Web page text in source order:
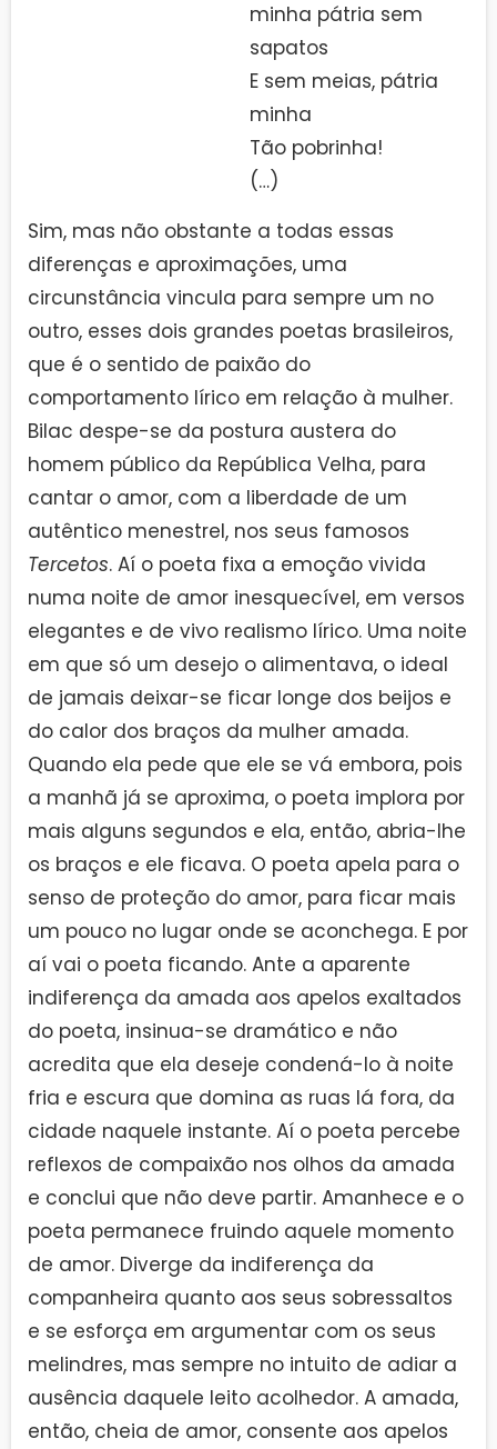
minha pátria sem
sapatos
E sem meias, pátria
minha
Tão pobrinha!
(…)
Sim, mas não obstante a todas essas
diferenças e aproximações, uma
circunstância vincula para sempre um no
outro, esses dois grandes poetas brasileiros,
que é o sentido de paixão do
comportamento lírico em relação à mulher.
Bilac despe-se da postura austera do
homem público da República Velha, para
cantar o amor, com a liberdade de um
autêntico menestrel, nos seus famosos
Tercetos. Aí o poeta fixa a emoção vivida
numa noite de amor inesquecível, em versos
elegantes e de vivo realismo lírico. Uma noite
em que só um desejo o alimentava, o ideal
de jamais deixar-se ficar longe dos beijos e
do calor dos braços da mulher amada.
Quando ela pede que ele se vá embora, pois
a manhã já se aproxima, o poeta implora por
mais alguns segundos e ela, então, abria-lhe
os braços e ele ficava. O poeta apela para o
senso de proteção do amor, para ficar mais
um pouco no lugar onde se aconchega. E por
aí vai o poeta ficando. Ante a aparente
indiferença da amada aos apelos exaltados
do poeta, insinua-se dramático e não
acredita que ela deseje condená-lo à noite
fria e escura que domina as ruas lá fora, da
cidade naquele instante. Aí o poeta percebe
reflexos de compaixão nos olhos da amada
e conclui que não deve partir. Amanhece e o
poeta permanece fruindo aquele momento
de amor. Diverge da indiferença da
companheira quanto aos seus sobressaltos
e se esforça em argumentar com os seus
melindres, mas sempre no intuito de adiar a
ausência daquele leito acolhedor. A amada,
então, cheia de amor, consente aos apelos